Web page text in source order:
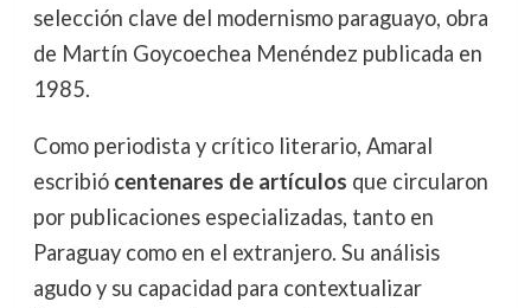
selección clave del modernismo paraguayo, obra
de Martín Goycoechea Menéndez publicada en
1985.
Como periodista y crítico literario, Amaral
escribió centenares de artículos que circularon
por publicaciones especializadas, tanto en
Paraguay como en el extranjero. Su análisis
agudo y su capacidad para contextualizar